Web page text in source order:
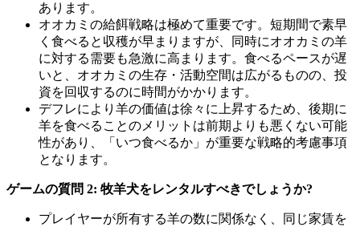
あります。
オオカミの給餌戦略は極めて重要です。短期間で素早
く食べると収穫が早まりますが、同時にオオカミの羊
に対する需要も急激に高まります。食べるペースが遅
いと、オオカミの生存・活動空間は広がるものの、投
資を回収するのに時間がかかります。
デフレにより羊の価値は徐々に上昇するため、後期に
羊を食べることのメリットは前期よりも悪くない可能
性があり、「いつ食べるか」が重要な戦略的考慮事項
となります。
ゲームの質問 2: 牧羊犬をレンタルすべきでしょうか?
プレイヤーが所有する羊の数に関係なく、同じ家賃を